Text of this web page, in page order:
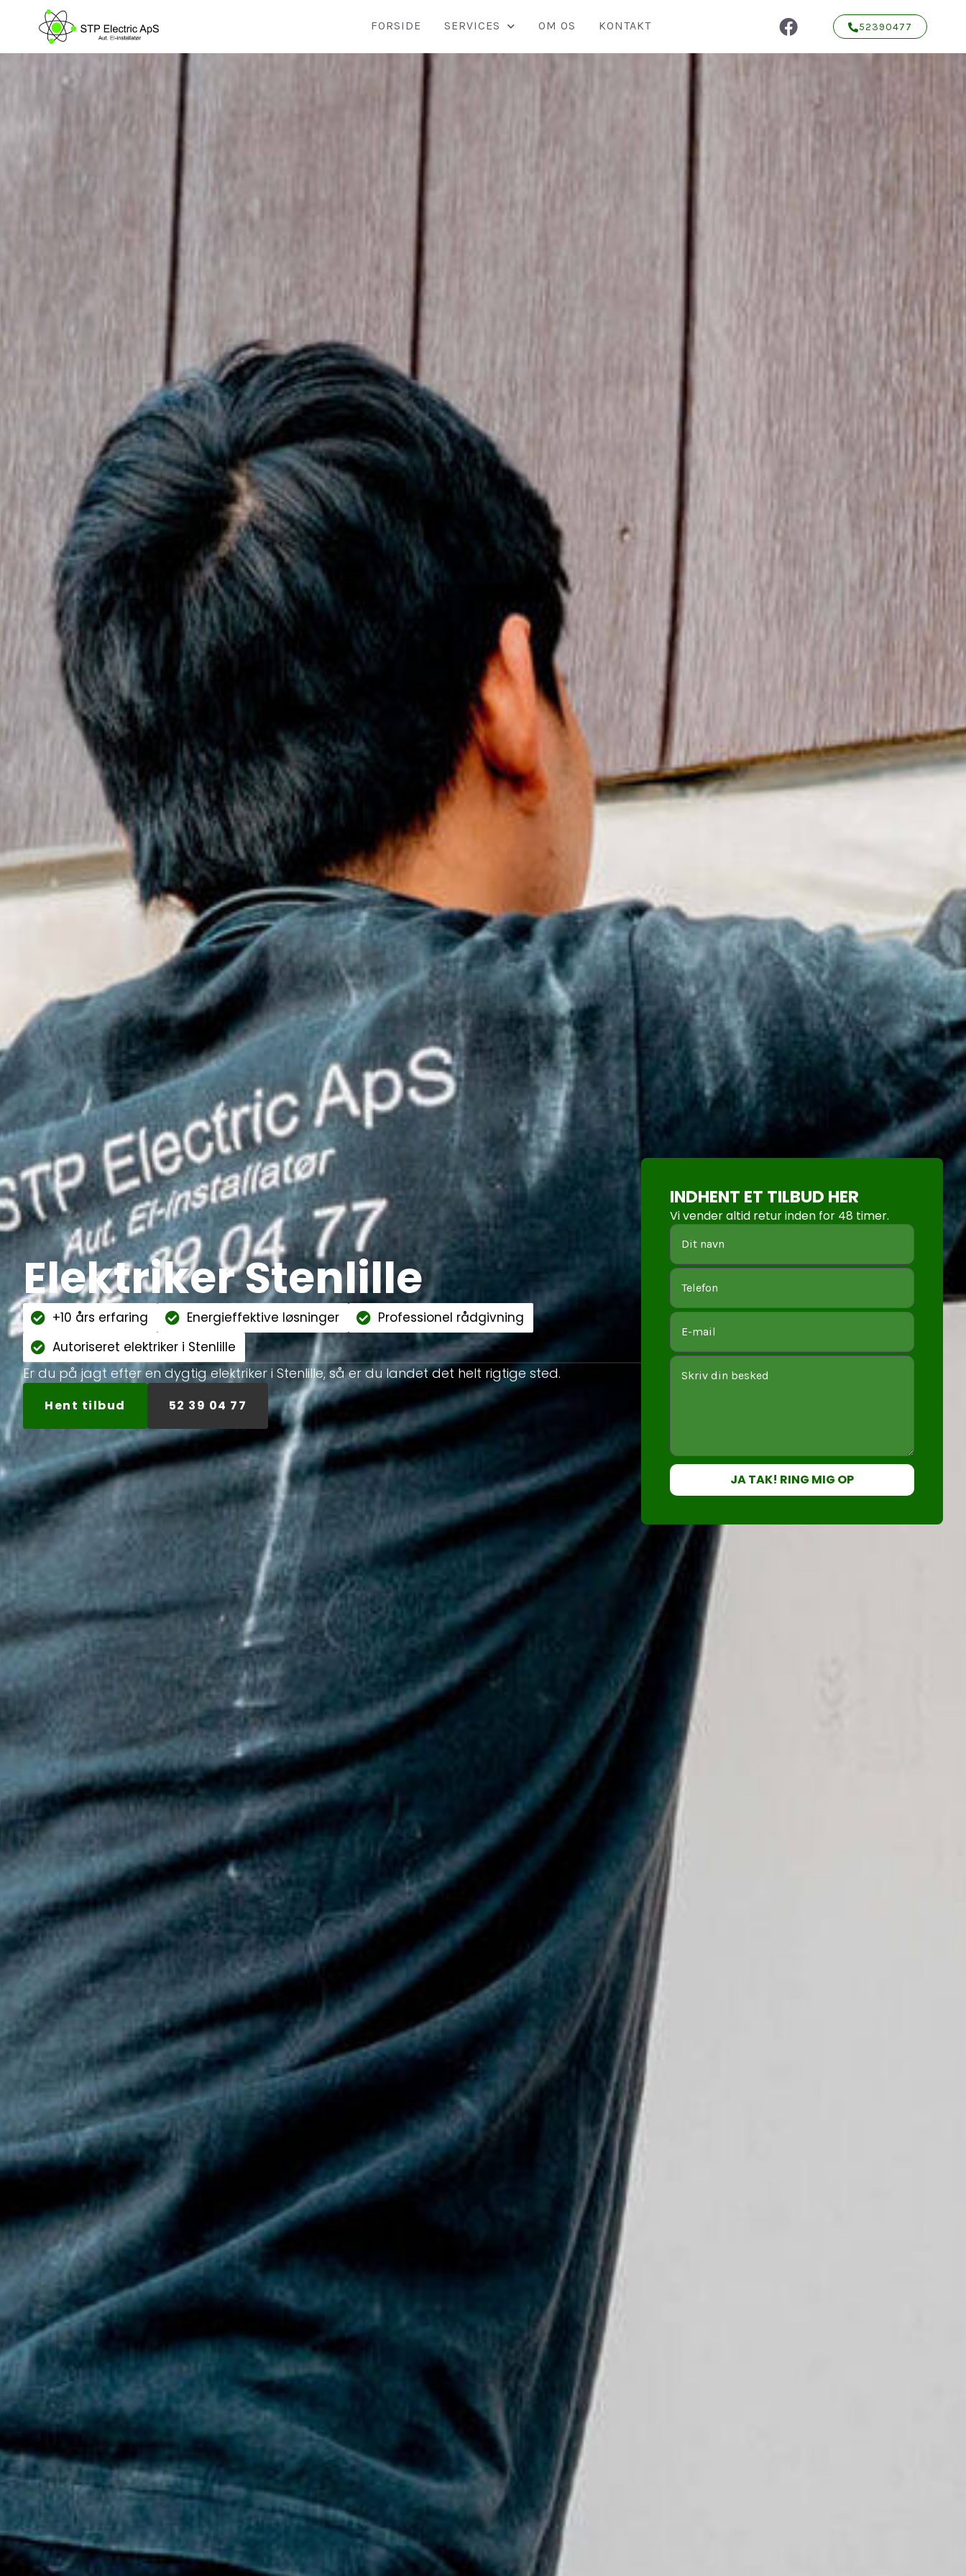
FORSIDE SERVICES OM OS KONTAKT 52390477
Elektriker Stenlille
+10 års erfaring Energieffektive løsninger
Professionel rådgivning
Autoriseret elektriker i Stenlille
Er du på jagt efter en dygtig elektriker i Stenlille, så er du landet det helt rigtige sted.
Hent tilbud 52 39 04 77
INDHENT ET TILBUD HER
Vi vender altid retur inden for 48 timer.